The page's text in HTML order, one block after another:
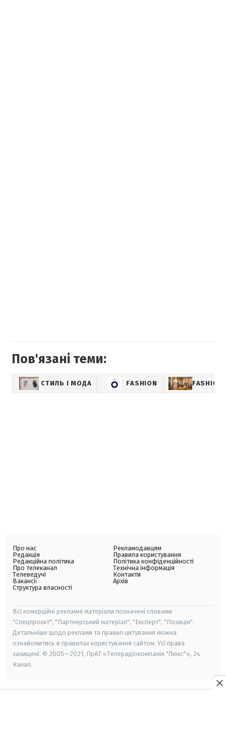
Пов'язані теми:
СТИЛЬ І МОДА FASHION
Про нас
Редакція
Редакційна політика
Про телеканал
Телеведучі
Вакансії
Структура власності
Рекламодавцям
Правила користування
Політика конфіденційності
Технічна інформація
Контакти
Архів
Всі комерційні рекламні матеріали позначені словами
"Спецпроєкт", "Партнерський матеріал", "Експерт", "Позиція".
Детальніше щодо реклами та правил цитування можна
ознайомитись в правилах користування сайтом. Усі права
захищені. © 2005—2021, ПрАТ «Телерадіокомпанія "Люкс"», 24
Канал.